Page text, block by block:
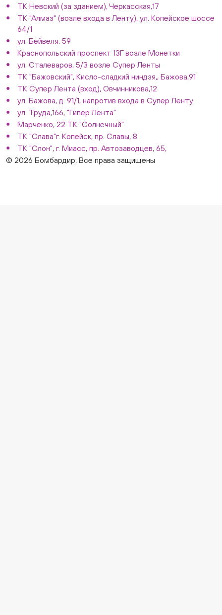
ТК Невский (за зданием), Черкасская,17
ТК "Алмаз" (возле входа в Ленту), ул. Копейское шоссе
64/1
ул. Бейвеля, 59
Краснопольский проспект 13Г возле Монетки
ул. Сталеваров, 5/3 возле Супер Ленты
ТК "Бажовский", Кисло-сладкий ниндзя,, Бажова,91
ТК Супер Лента (вход), Овчинникова,12
ул. Бажова, д. 91/1, напротив входа в Супер Ленту
ул. Труда,166, "Гипер Лента"
Марченко, 22 ТК "Солнечный"
ТК "Слава"г. Копейск, пр. Славы, 8
ТК "Слон", г. Миасс, пр. Автозаводцев, 65,
© 2026 Бомбардир, Все права защищены